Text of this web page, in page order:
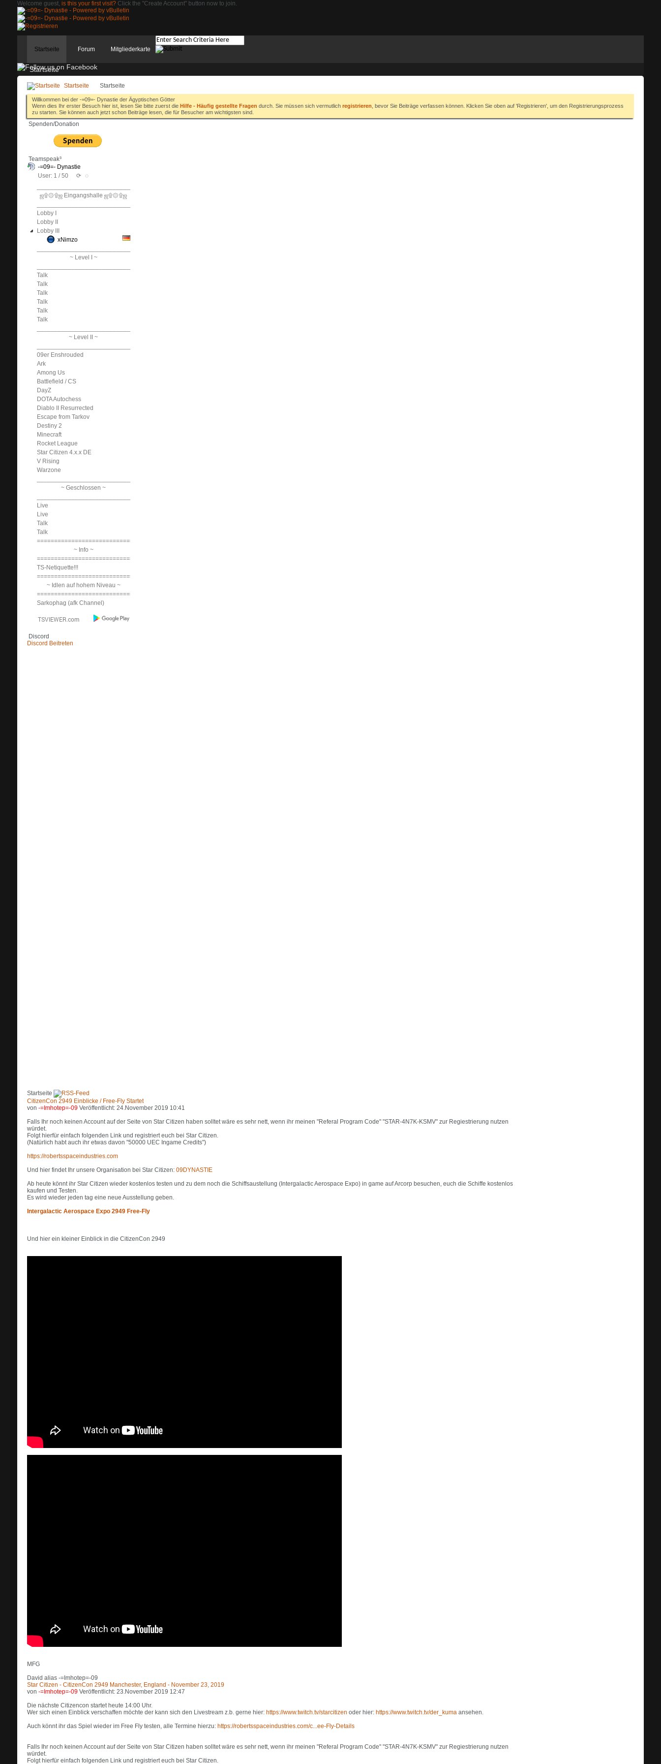
Welcome guest, is this your first visit? Click the "Create Account" button now to join.
Startseite
Startseite
Forum Mitgliederkarte
Startseite Startseite
Willkommen bei der -=09=- Dynastie der Ägyptischen Götter
Wenn dies Ihr erster Besuch hier ist, lesen Sie bitte zuerst die Hilfe - Häufig gestellte Fragen durch. Sie müssen sich vermutlich registrieren , bevor Sie Beiträge verfassen können. Klicken Sie oben auf 'Registrieren', um den Registrierungsprozess
zu starten. Sie können auch jetzt schon Beiträge lesen, die für Besucher am wichtigsten sind.
Spenden/Donation
Teamspeak³
-=09=- Dynastie
User: 1 / 50
⟳ ◌
ஜ۩۞۩ஜ Eingangshalle ஜ۩۞۩ஜ
Lobby I
Lobby II
Lobby III
xNimzo
~ Level I ~
Talk
Talk
Talk
Talk
Talk
Talk
~ Level II ~
09er Enshrouded
Ark
Among Us
Battlefield / CS
DayZ
DOTA Autochess
Diablo II Resurrected
Escape from Tarkov
Destiny 2
Minecraft
Rocket League
Star Citizen 4.x.x DE
V Rising
Warzone
~ Geschlossen ~
Live
Live
Talk
Talk
==============================
~ Info ~
==============================
TS-Netiquette!!!
==============================
~ Idlen auf hohem Niveau ~
==============================
Sarkophag (afk Channel)
Discord
Discord Beitreten
Startseite
CitizenCon 2949 Einblicke / Free-Fly Startet
von -=Imhotep=-09 Veröffentlicht: 24.November 2019 10:41
Falls Ihr noch keinen Account auf der Seite von Star Citizen haben solltet wäre es sehr nett, wenn ihr meinen "Referal Program Code" "STAR-4N7K-KSMV" zur Regiestrierung nutzen
würdet.
Folgt hierfür einfach folgenden Link und registriert euch bei Star Citizen.
(Natürlich habt auch ihr etwas davon "50000 UEC Ingame Credits")
https://robertsspaceindustries.com
Und hier findet Ihr unsere Organisation bei Star Citizen: 09DYNASTIE
Ab heute könnt ihr Star Citizen wieder kostenlos testen und zu dem noch die Schiffsaustellung (Intergalactic Aerospace Expo) in game auf Arcorp besuchen, euch die Schiffe kostenlos
kaufen und Testen.
Es wird wieder jeden tag eine neue Ausstellung geben.
Intergalactic Aerospace Expo 2949 Free-Fly
Und hier ein kleiner Einblick in die CitizenCon 2949
MFG
David alias -=Imhotep=-09
Star Citizen - CitizenCon 2949 Manchester, England - November 23, 2019
von -=Imhotep=-09 Veröffentlicht: 23.November 2019 12:47
Die nächste Citizencon startet heute 14:00 Uhr.
Wer sich einen Einblick verschaffen möchte der kann sich den Livestream z.b. gerne hier: https://www.twitch.tv/starcitizen oder hier: https://www.twitch.tv/der_kuma ansehen.
Auch könnt ihr das Spiel wieder im Free Fly testen, alle Termine hierzu: https://robertsspaceindustries.com/c...ee-Fly-Details
Falls Ihr noch keinen Account auf der Seite von Star Citizen haben solltet wäre es sehr nett, wenn ihr meinen "Referal Program Code" "STAR-4N7K-KSMV" zur Regiestrierung nutzen
würdet.
Folgt hierfür einfach folgenden Link und registriert euch bei Star Citizen.